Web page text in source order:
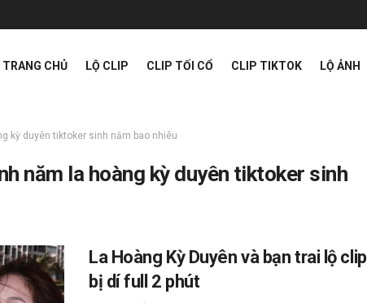
TRANG CHỦ LỘ CLIP CLIP TỐI CỔ CLIP TIKTOK LỘ ẢNH
kỳ duyên tiktoker sinh năm bao nhiêu
năm la hoàng kỳ duyên tiktoker sinh
La Hoàng Kỳ Duyên và bạn trai lộ clip
bị dí full 2 phút